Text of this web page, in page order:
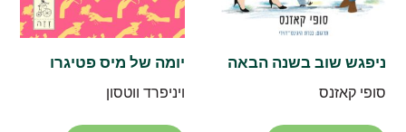
ניפגש שוב בשנה הבאה
סופי קאזנס
יומה של מיס פטיגרו
ויניפרד ווטסון